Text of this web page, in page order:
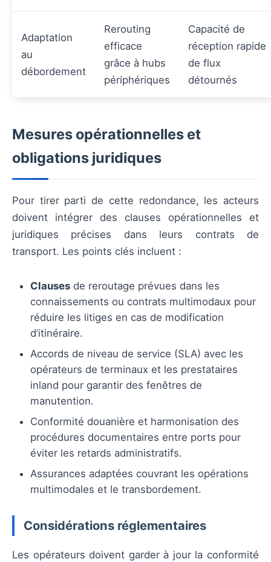
Adaptation
au
débordement
Rerouting
efficace
grâce à hubs
périphériques
Capacité de
réception rapide
de flux
détournés
Mesures opérationnelles et
obligations juridiques
Pour tirer parti de cette redondance, les acteurs
doivent intégrer des clauses opérationnelles et
juridiques précises dans leurs contrats de
transport. Les points clés incluent :
Clauses de reroutage prévues dans les
connaissements ou contrats multimodaux pour
réduire les litiges en cas de modification
d’itinéraire.
Accords de niveau de service (SLA) avec les
opérateurs de terminaux et les prestataires
inland pour garantir des fenêtres de
manutention.
Conformité douanière et harmonisation des
procédures documentaires entre ports pour
éviter les retards administratifs.
Assurances adaptées couvrant les opérations
multimodales et le transbordement.
Considérations réglementaires
Les opérateurs doivent garder à jour la conformité